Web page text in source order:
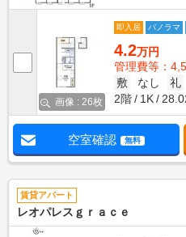
画像 : 26枚
即入居 パノラマ
4.2万円
管理費等：
敷
なし 礼
2階
1K
空室確認 無料
賃貸アパート
レオパレスｇｒａｃｅ